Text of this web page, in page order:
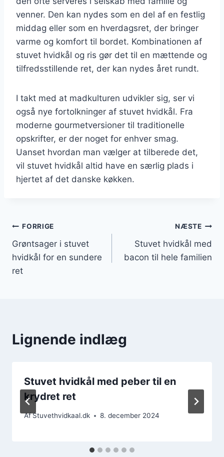
venner. Den kan nydes som en del af en festlig
middag eller som en hverdagsret, der bringer
varme og komfort til bordet. Kombinationen af
stuvet hvidkål og ris gør det til en mættende og
tilfredsstillende ret, der kan nydes året rundt.
I takt med at madkulturen udvikler sig, ser vi
også nye fortolkninger af stuvet hvidkål. Fra
moderne gourmetversioner til traditionelle
opskrifter, er der noget for enhver smag.
Uanset hvordan man vælger at tilberede det,
vil stuvet hvidkål altid have en særlig plads i
hjertet af det danske køkken.
Indlægsnavigation
FORRIGE
Grøntsager i stuvet
hvidkål for en sundere
ret
NÆSTE
Stuvet hvidkål med
bacon til hele familien
Lignende indlæg
Stuvet hvidkål med peber til en
krydret ret
AfStuvethvidkaal.dk 8. december 2024